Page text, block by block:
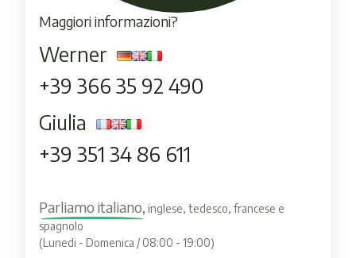
Maggiori informazioni?
Werner
+39 366 35 92 490
Giulia
+39 351 34 86 611
Parliamo italiano, inglese, tedesco, francese e
spagnolo
(Lunedi - Domenica / 08:00 - 19:00)